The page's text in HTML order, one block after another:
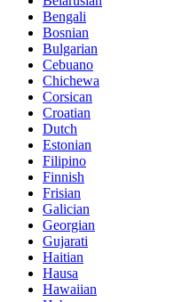
Bengali
Bosnian
Bulgarian
Cebuano
Chichewa
Corsican
Croatian
Dutch
Estonian
Filipino
Finnish
Frisian
Galician
Georgian
Gujarati
Haitian
Hausa
Hawaiian